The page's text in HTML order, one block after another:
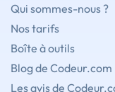
Qui sommes-nous ?
Nos tarifs
Boîte à outils
Blog de Codeur.com
Les avis de